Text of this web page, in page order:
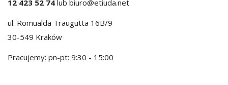
12 423 52 74 lub biuro@etiuda.net
ul. Romualda Traugutta 16B/9
30-549 Kraków
Pracujemy: pn-pt: 9:30 - 15:00